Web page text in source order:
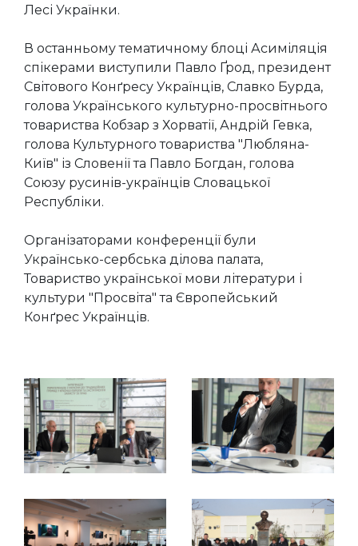
Лесі Українки.
В останньому тематичному блоці Асиміляція
спікерами виступили Павло Ґрод, президент
Світового Конґресу Українців, Славко Бурда,
голова Українського культурно-просвітнього
товариства Кобзар з Хорватії, Андрій Гевка,
голова Культурного товариства "Любляна-
Київ" із Словенії та Павло Богдан, голова
Союзу русинів-українців Словацької
Республіки.
Організаторами конференції були
Українсько-сербська ділова палата,
Товариство української мови літератури і
культури "Просвіта" та Європейський
Конґрес Українців.